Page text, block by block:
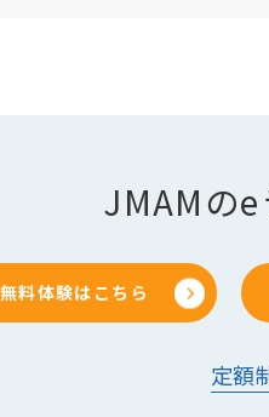
JMAMの
無料体験はこちら
定額